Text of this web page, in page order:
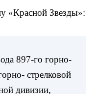
«Красной Звезды»:
897-го горно-
стрелковой
дивизии,